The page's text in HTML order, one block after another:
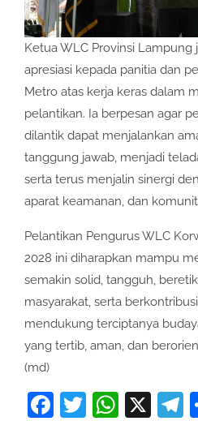
Ketua WLC Provinsi Lampung
apresiasi kepada panitia dan
Metro atas kerja keras dalam
pelantikan. Ia berpesan agar
dilantik dapat menjalankan
tanggung jawab, menjadi
serta terus menjalin sinergi
aparat keamanan, dan
Pelantikan Pengurus WLC
2028 ini diharapkan mampu
semakin solid, tangguh,
masyarakat, serta
mendukung terciptanya
yang tertib, aman, dan
(md)
Facebook
Twitter
X